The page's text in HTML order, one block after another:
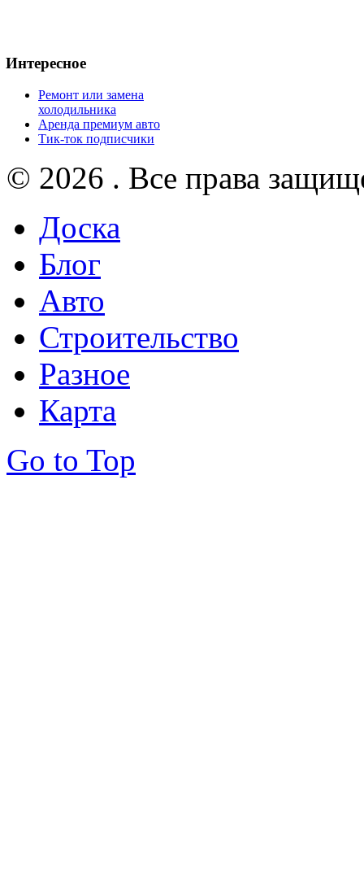
Интересное
Ремонт или замена
холодильника
Аренда премиум авто
Тик-ток подписчики
© 2026 . Все права
Доска
Блог
Авто
Строительство
Разное
Карта
Go to Top